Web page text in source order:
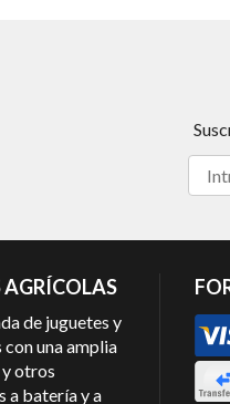
de juguetes y
una amplia
otros
a batería y a